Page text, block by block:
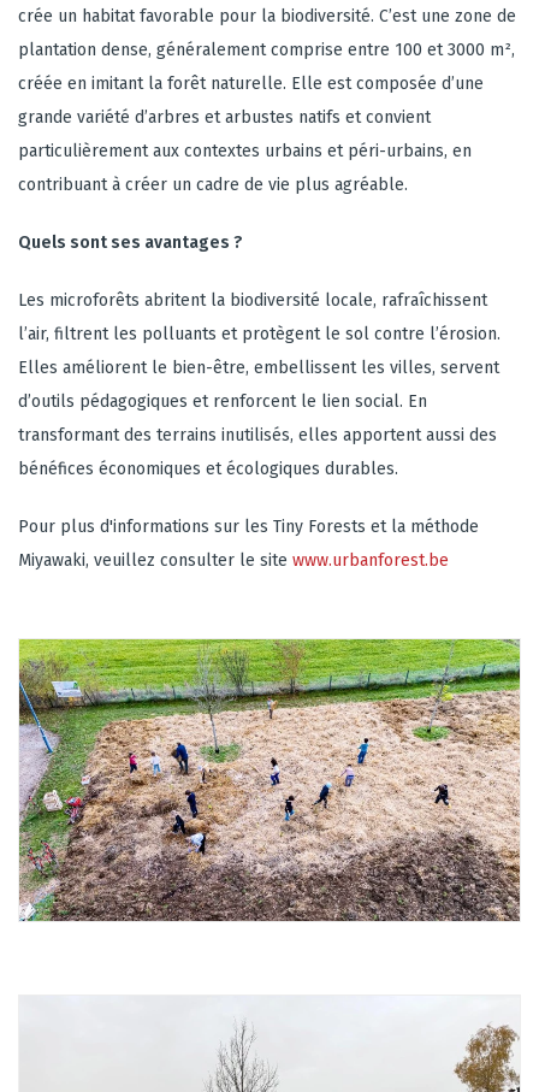
crée un habitat favorable pour la biodiversité. C’est une zone de
plantation dense, généralement comprise entre 100 et 3000 m²,
créée en imitant la forêt naturelle. Elle est composée d’une
grande variété d’arbres et arbustes natifs et convient
particulièrement aux contextes urbains et péri-urbains, en
contribuant à créer un cadre de vie plus agréable.
Quels sont ses avantages ?
Les microforêts abritent la biodiversité locale, rafraîchissent
l’air, filtrent les polluants et protègent le sol contre l’érosion.
Elles améliorent le bien-être, embellissent les villes, servent
d’outils pédagogiques et renforcent le lien social. En
transformant des terrains inutilisés, elles apportent aussi des
bénéfices économiques et écologiques durables.
Pour plus d'informations sur les Tiny Forests et la méthode
Miyawaki, veuillez consulter le site www.urbanforest.be